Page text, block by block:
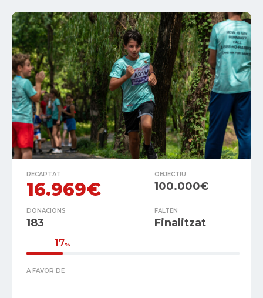
RECAPTAT
16.969€
OBJECTIU
100.000€
DONACIONS
183
FALTEN
Finalitzat
17%
A FAVOR DE